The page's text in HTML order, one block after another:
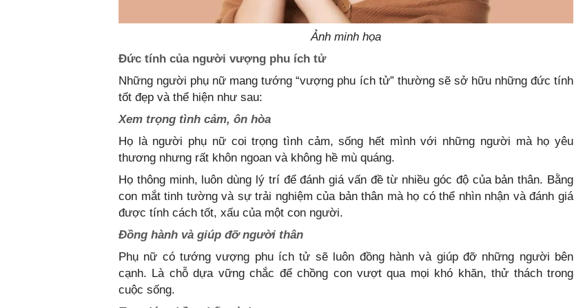
Ảnh minh họa
Đức tính của người vượng phu ích tử
Những người phụ nữ mang tướng “vượng phu ích tử” thường sẽ sở hữu những đức tính
tốt đẹp và thể hiện như sau:
Xem trọng tình cảm, ôn hòa
Họ là người phụ nữ coi trọng tình cảm, sống hết mình với những người mà họ yêu
thương nhưng rất khôn ngoan và không hề mù quáng.
Họ thông minh, luôn dùng lý trí để đánh giá vấn đề từ nhiều góc độ của bản thân. Bằng
con mắt tinh tường và sự trải nghiệm của bản thân mà họ có thể nhìn nhận và đánh giá
được tính cách tốt, xấu của một con người.
Đồng hành và giúp đỡ người thân
Phụ nữ có tướng vượng phu ích tử sẽ luôn đồng hành và giúp đỡ những người bên
cạnh. Là chỗ dựa vững chắc để chồng con vượt qua mọi khó khăn, thử thách trong
cuộc sống.